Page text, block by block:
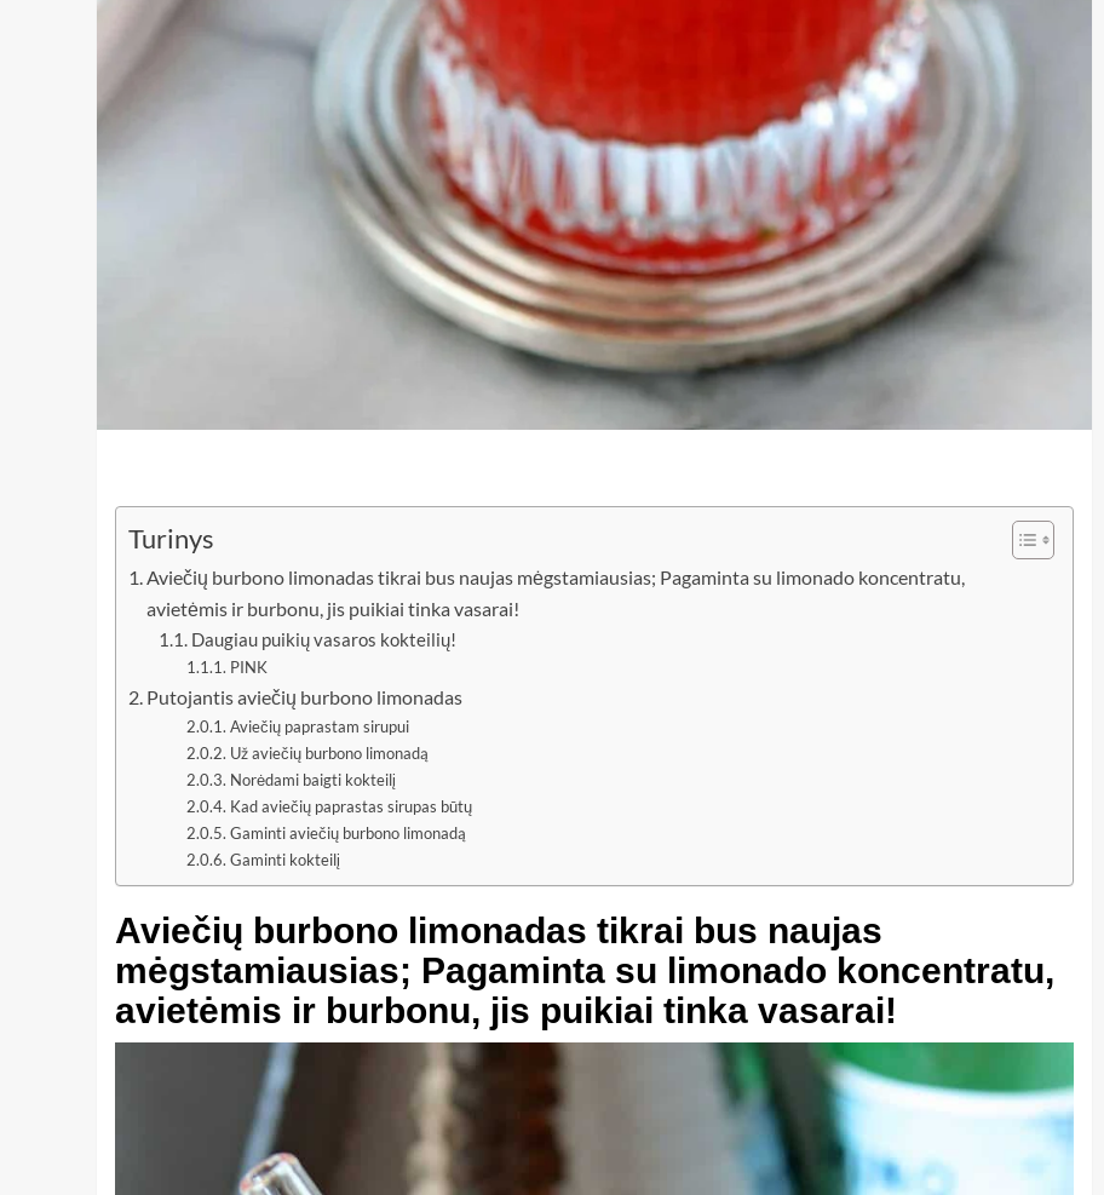
Turinys
Aviečių burbono limonadas tikrai bus naujas mėgstamiausias; Pagaminta su limonado koncentratu,
avietėmis ir burbonu, jis puikiai tinka vasarai!
Daugiau puikių vasaros kokteilių!
PINK
Putojantis aviečių burbono limonadas
Aviečių paprastam sirupui
Už aviečių burbono limonadą
Norėdami baigti kokteilį
Kad aviečių paprastas sirupas būtų
Gaminti aviečių burbono limonadą
Gaminti kokteilį
Aviečių burbono limonadas tikrai bus naujas
mėgstamiausias; Pagaminta su limonado koncentratu,
avietėmis ir burbonu, jis puikiai tinka vasarai!